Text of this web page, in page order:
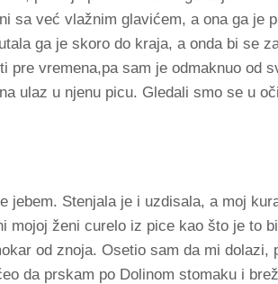
sa već vlažnim glavićem, a ona ga je
ga je skoro do kraja, a onda bi se
vremena,pa sam je odmaknuo od
ulaz u njenu picu. Gledali smo se u
jebem. Stenjala je i uzdisala, a moj
mojoj ženi curelo iz pice kao što je to
od znoja. Osetio sam da mi dolazi,
da prskam po Dolinom stomaku i